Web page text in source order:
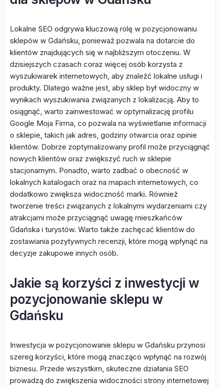
Lokalne SEO odgrywa kluczową rolę w pozycjonowaniu
sklepów w Gdańsku, ponieważ pozwala na dotarcie do
klientów znajdujących się w najbliższym otoczeniu. W
dzisiejszych czasach coraz więcej osób korzysta z
wyszukiwarek internetowych, aby znaleźć lokalne usługi i
produkty. Dlatego ważne jest, aby sklep był widoczny w
wynikach wyszukiwania związanych z lokalizacją. Aby to
osiągnąć, warto zainwestować w optymalizację profilu
Google Moja Firma, co pozwala na wyświetlanie informacji
o sklepie, takich jak adres, godziny otwarcia oraz opinie
klientów. Dobrze zoptymalizowany profil może przyciągnąć
nowych klientów oraz zwiększyć ruch w sklepie
stacjonarnym. Ponadto, warto zadbać o obecność w
lokalnych katalogach oraz na mapach internetowych, co
dodatkowo zwiększa widoczność marki. Również
tworzenie treści związanych z lokalnymi wydarzeniami czy
atrakcjami może przyciągnąć uwagę mieszkańców
Gdańska i turystów. Warto także zachęcać klientów do
zostawiania pozytywnych recenzji, które mogą wpłynąć na
decyzje zakupowe innych osób.
Jakie są korzyści z inwestycji w
pozycjonowanie sklepu w
Gdańsku
Inwestycja w pozycjonowanie sklepu w Gdańsku przynosi
szereg korzyści, które mogą znacząco wpłynąć na rozwój
biznesu. Przede wszystkim, skuteczne działania SEO
prowadzą do zwiększenia widoczności strony internetowej